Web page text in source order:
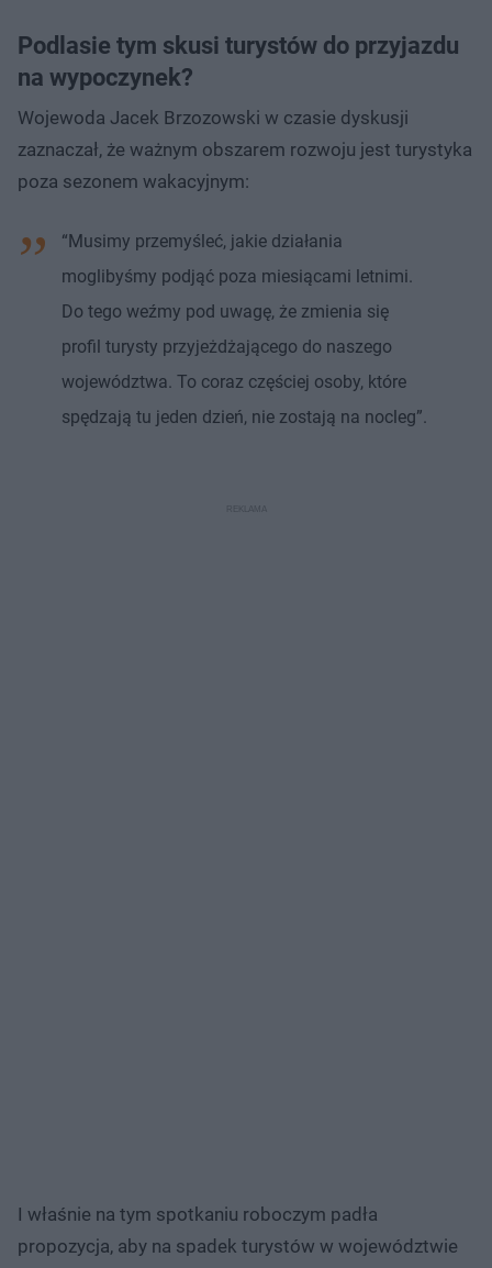
Podlasie tym skusi turystów do przyjazdu
na wypoczynek?
Wojewoda Jacek Brzozowski w czasie dyskusji
zaznaczał, że ważnym obszarem rozwoju jest turystyka
poza sezonem wakacyjnym:
“Musimy przemyśleć, jakie działania
moglibyśmy podjąć poza miesiącami letnimi.
Do tego weźmy pod uwagę, że zmienia się
profil turysty przyjeżdżającego do naszego
województwa. To coraz częściej osoby, które
spędzają tu jeden dzień, nie zostają na nocleg”.
I właśnie na tym spotkaniu roboczym padła
propozycja, aby na spadek turystów w województwie